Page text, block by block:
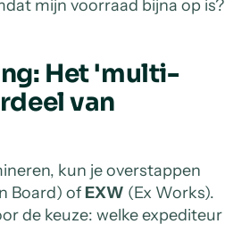
mijn voorraad bijna op is?
Het 'multi-
van
kun je overstappen
Board) of EXW (Ex Works).
de keuze: welke expediteur